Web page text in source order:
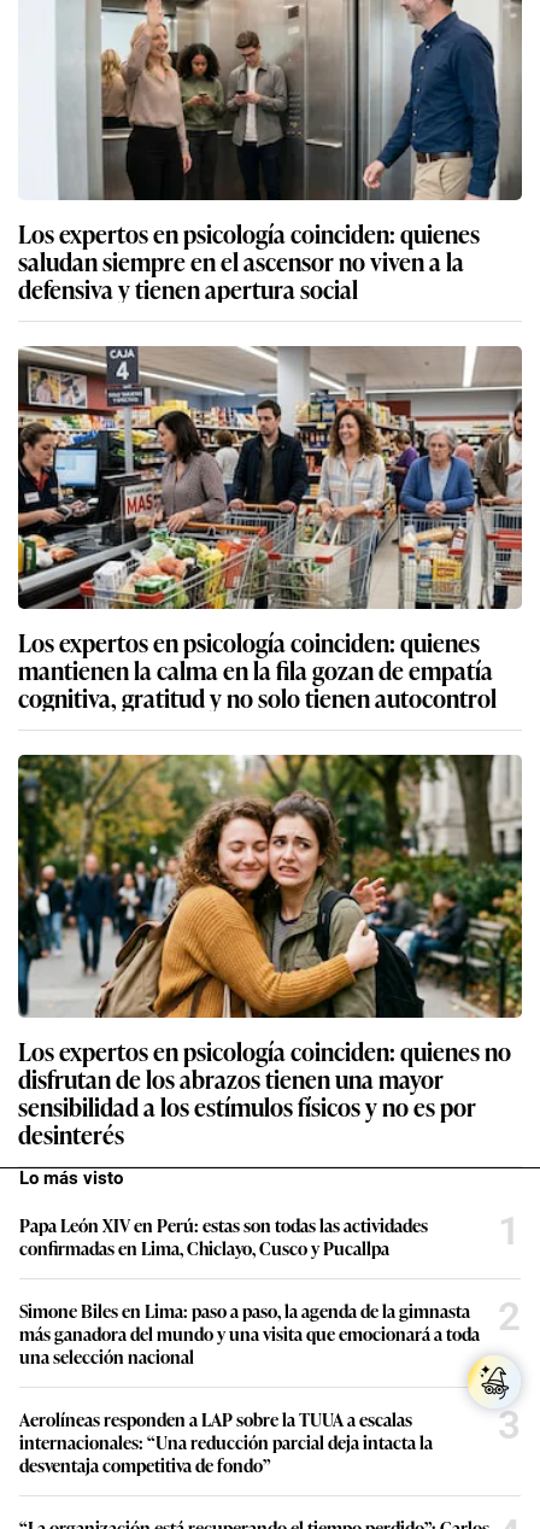
Los expertos en psicología coinciden: quienes
saludan siempre en el ascensor no viven a la
defensiva y tienen apertura social
Los expertos en psicología coinciden: quienes
mantienen la calma en la fila gozan de empatía
cognitiva, gratitud y no solo tienen autocontrol
Los expertos en psicología coinciden: quienes no
disfrutan de los abrazos tienen una mayor
sensibilidad a los estímulos físicos y no es por
desinterés
Lo más visto
Papa León XIV en Perú: estas son todas las actividades
confirmadas en Lima, Chiclayo, Cusco y Pucallpa
1
Simone Biles en Lima: paso a paso, la agenda de la gimnasta
más ganadora del mundo y una visita que emocionará a toda
una selección nacional
2
Aerolíneas responden a LAP sobre la TUUA a escalas
internacionales: “Una reducción parcial deja intacta la
desventaja competitiva de fondo”
3